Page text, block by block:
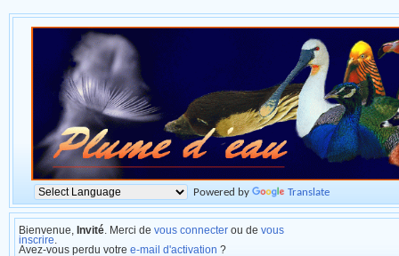
Powered by Translate
Bienvenue, Invité . Merci de vous connecter ou de vous
inscrire
Avez-vous perdu votre e-mail d'activation ?